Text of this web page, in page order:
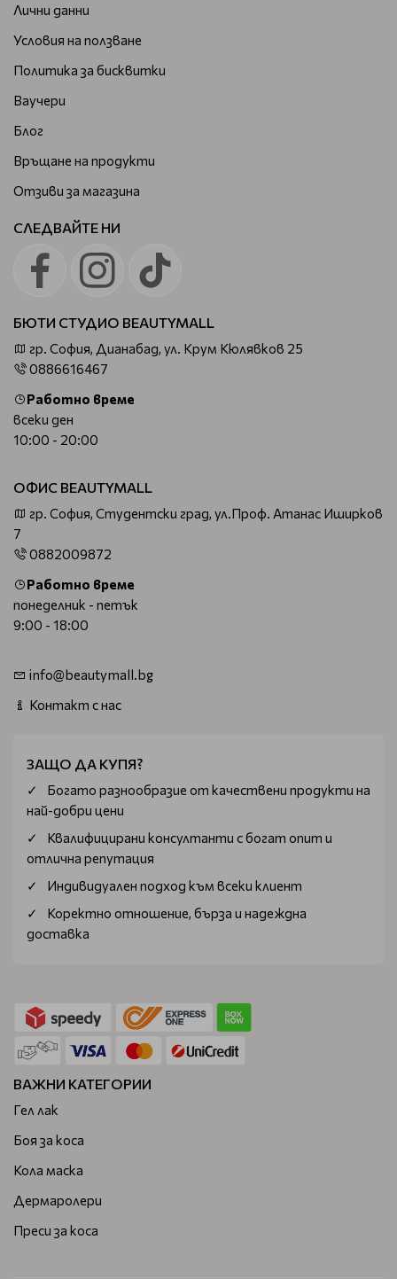
Лични данни
Условия на ползване
Политика за бисквитки
Ваучери
Блог
Връщане на продукти
Отзиви за магазина
СЛЕДВАЙТЕ НИ
БЮТИ СТУДИО BEAUTYMALL
гр. София, Дианабад, ул. Крум Кюлявков 25
0886616467
Работно време
всеки ден
10:00 - 20:00
ОФИС BEAUTYMALL
гр. София, Студентски град, ул.Проф. Атанас Иширков
7
0882009872
Работно време
понеделник - петък
9:00 - 18:00
info@beautymall.bg
Контакт с нас
ЗАЩО ДА КУПЯ?
Богатo разнообразие от качествени продукти на
най-добри цени
Квалифицирани консултанти с богат опит и
отлична репутация
Индивидуален подход към всеки клиент
Коректно отношение, бърза и надеждна
доставка
ВАЖНИ КАТЕГОРИИ
Гел лак
Боя за коса
Кола маска
Дермаролери
Преси за коса